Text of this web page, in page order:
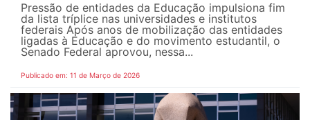
Pressão de entidades da Educação impulsiona fim
da lista tríplice nas universidades e institutos
federais Após anos de mobilização das entidades
ligadas à Educação e do movimento estudantil, o
Senado Federal aprovou, nessa...
Publicado em: 11 de Março de 2026